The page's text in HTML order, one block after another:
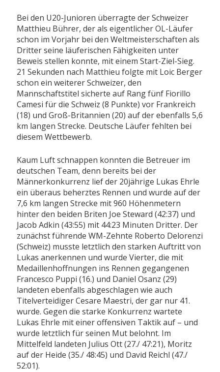
Bei den U20-Junioren überragte der Schweizer
Matthieu Bührer, der als eigentlicher OL-Läufer
schon im Vorjahr bei den Weltmeisterschaften als
Dritter seine läuferischen Fähigkeiten unter
Beweis stellen konnte, mit einem Start-Ziel-Sieg.
21 Sekunden nach Matthieu folgte mit Loic Berger
schon ein weiterer Schweizer, den
Mannschaftstitel sicherte auf Rang fünf Fiorillo
Camesi für die Schweiz (8 Punkte) vor Frankreich
(18) und Groß-Britannien (20) auf der ebenfalls 5,6
km langen Strecke. Deutsche Läufer fehlten bei
diesem Wettbewerb.
Kaum Luft schnappen konnten die Betreuer im
deutschen Team, denn bereits bei der
Männerkonkurrenz lief der 20jährige Lukas Ehrle
ein überaus beherztes Rennen und wurde auf der
7,6 km langen Strecke mit 960 Höhenmetern
hinter den beiden Briten Joe Steward (42:37) und
Jacob Adkin (43:55) mit 44:23 Minuten Dritter. Der
zunächst führende WM-Zehnte Roberto Delorenzi
(Schweiz) musste letztlich den starken Auftritt von
Lukas anerkennen und wurde Vierter, die mit
Medaillenhoffnungen ins Rennen gegangenen
Francesco Puppi (16.) und Daniel Osanz (29)
landeten ebenfalls abgeschlagen wie auch
Titelverteidiger Cesare Maestri, der gar nur 41.
wurde. Gegen die starke Konkurrenz wartete
Lukas Ehrle mit einer offensiven Taktik auf – und
wurde letztlich für seinen Mut belohnt. Im
Mittelfeld landeten Julius Ott (27./ 47:21), Moritz
auf der Heide (35./ 48:45) und David Reichl (47./
52:01).